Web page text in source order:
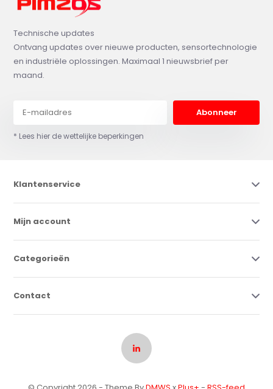
Technische updates
Ontvang updates over nieuwe producten, sensortechnologie
en industriële oplossingen. Maximaal 1 nieuwsbrief per
maand.
Abonneer
* Lees hier de wettelijke beperkingen
Klantenservice
Mijn account
Categorieën
Contact